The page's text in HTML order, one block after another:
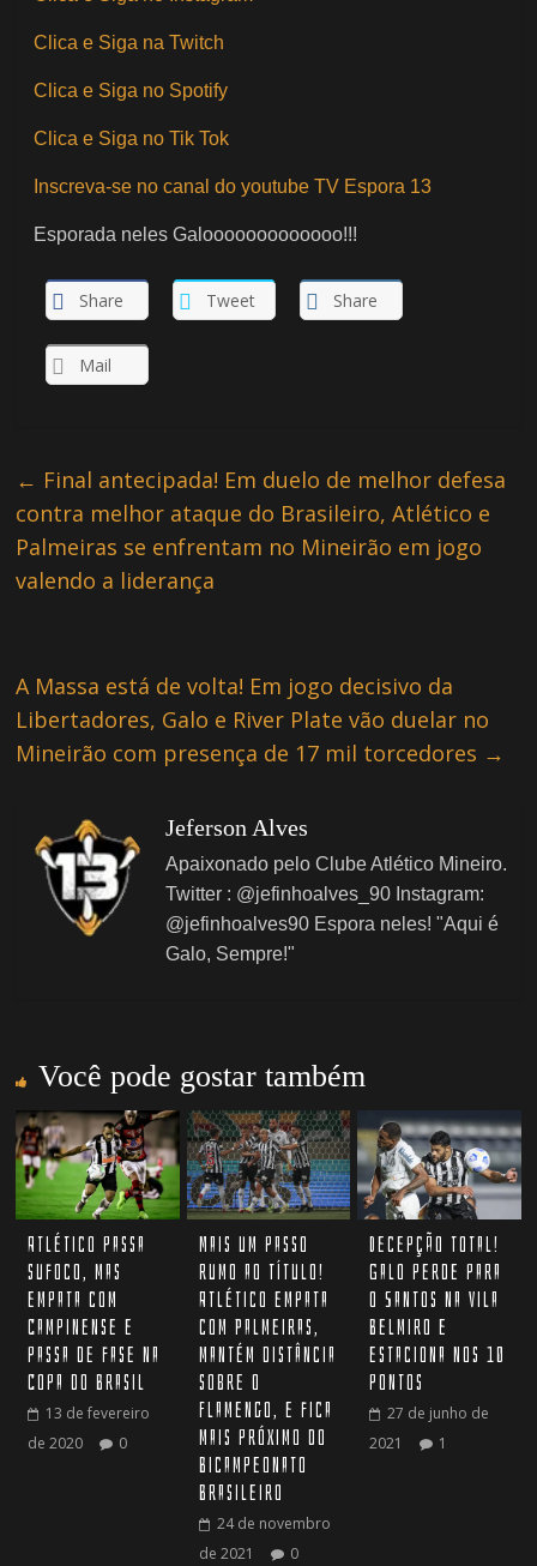
Clica e Siga na Twitch
Clica e Siga no Spotify
Clica e Siga no Tik Tok
Inscreva-se no canal do youtube TV Espora 13
Esporada neles Galooooooooooooo!!!
Share Tweet Share
Mail
← Final antecipada! Em duelo de melhor defesa
contra melhor ataque do Brasileiro, Atlético e
Palmeiras se enfrentam no Mineirão em jogo
valendo a liderança
A Massa está de volta! Em jogo decisivo da
Libertadores, Galo e River Plate vão duelar no
Mineirão com presença de 17 mil torcedores →
Jeferson Alves
Apaixonado pelo Clube Atlético Mineiro.
Twitter : @jefinhoalves_90 Instagram:
@jefinhoalves90 Espora neles! "Aqui é
Galo, Sempre!"
Você pode gostar também
Atlético passa
sufoco, mas
empata com
Campinense e
passa de fase na
Copa do Brasil
13 de fevereiro
de 2020
0
Mais um passo
rumo ao título!
Atlético empata
com Palmeiras,
mantém distância
sobre o
Flamengo, e fica
mais próximo do
Bicampeonato
Brasileiro
24 de novembro
de 2021
0
Decepção total!
Galo perde para
o Santos na Vila
Belmiro e
estaciona nos 10
pontos
27 de junho de
2021
1